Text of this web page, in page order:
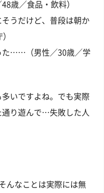
歳／食品・飲料）
うだけど、普段は朝か
た……（男性／30歳／学
いですよね。でも実際
通り遊んで…失敗した人
んなことは実際には無